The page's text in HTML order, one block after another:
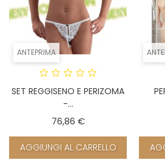
ANTEPRIMA
SET REGGISENO E PERIZOMA
-...
76,86 €Prezzo
AGGIUNGI AL CARRELLO